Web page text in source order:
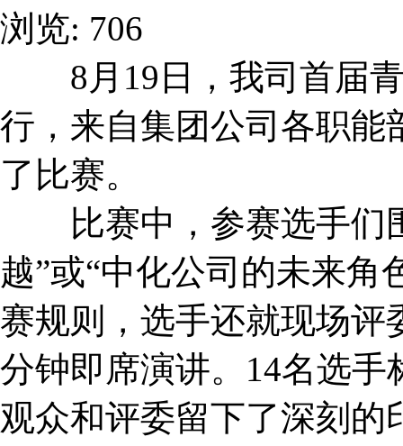
浏览: 706
8月19日，我司首届青
行，来自集团公司各职能
了比赛。
比赛中，参赛选手们
越”或“中化公司的未来角
赛规则，选手还就现场评
分钟即席演讲。14名选
观众和评委留下了深刻的